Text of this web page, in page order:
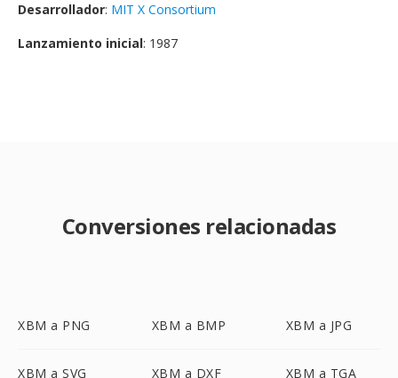
Desarrollador: MIT X Consortium
Lanzamiento inicial: 1987
Conversiones relacionadas
XBM a PNG XBM a BMP XBM a JPG
XBM a SVG XBM a DXF XBM a TGA